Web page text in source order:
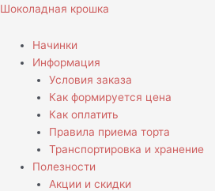
Перейти
содержимому
Шоколадная крошка
Начинки
Информация
Условия заказа
Как формируется цена
Как оплатить
Правила приема торта
Транспортировка и хранение
Полезности
Акции и скидки
Количество
Торт
В
виде
боксерской
перчатки